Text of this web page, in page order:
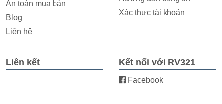
An toàn mua bán
Blog
Liên hệ
Xác thực tài khoản
Liên kết Kết nối với RV321
Facebook